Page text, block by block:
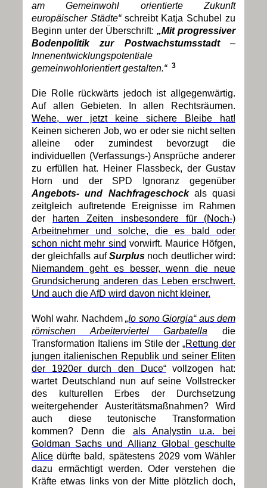
am Gemeinwohl orientierte Zukunft
europäischer Städte“schreibt Katja Schubel zu
Beginn unter der Überschrift:„Mit progressiver
Bodenpolitik zur Postwachstumsstadt
–
Innenentwicklungspotentiale
gemeinwohlorientiert gestalten.“ 3
Die Rolle rückwärts jedoch ist allgegenwärtig.
Auf allen Gebieten. In allen Rechtsräumen.
Wehe, wer jetzt keine sichere Bleibe hat!
Keinen sicheren Job, wo er oder sie nicht selten
alleine oder zumindest bevorzugt die
individuellen (Verfassungs-) Ansprüche anderer
zu erfüllen hat. Heiner Flassbeck, der Gustav
Horn und der SPD Ignoranz gegenüber
Angebots- und Nachfrageschockals quasi
zeitgleich auftretende Ereignisse im Rahmen
der
harten Zeiten insbesondere für (Noch-)
Arbeitnehmer und solche, die es bald oder
schon nicht mehr sind vorwirft. Maurice Höfgen,
der gleichfalls aufSurplus noch deutlicher wird:
Niemandem geht es besser, wenn die neue
Grundsicherung anderen das Leben erschwert.
Und auch die AfD wird davon nicht kleiner.
Wohl wahr. Nachdem„Io sono Giorgia“ aus dem
römischen Arbeiterviertel Garbatella die
Transformation Italiens im Stile der„Rettung der
jungen italienischen Republik und seiner Eliten
der 1920er durch den Duce“vollzogen hat:
wartet Deutschland nun auf seine Vollstrecker
des kulturellen Erbes der Durchsetzung
weitergehender Austeritätsmaßnahmen? Wird
auch diese teutonische Transformation
kommen? Denn die als Analystin u.a. bei
Goldman Sachs und Allianz Global geschulte
Alice dürfte bald, spätestens 2029 vom Wähler
dazu ermächtigt werden. Oder verstehen die
Kräfte etwas links von der Mitte plötzlich doch,